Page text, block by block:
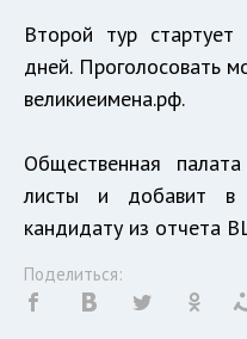
Второй тур
дней. Проголосовать
великиеимена.рф.
Общественная
листы и добавит в
кандидату из отчета
Поделиться: